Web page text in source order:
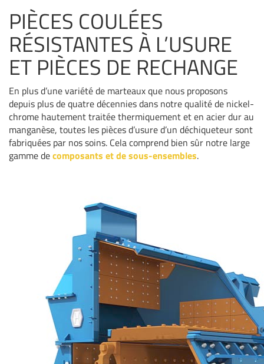
PIÈCES COULÉES
RÉSISTANTES À L’USURE
ET PIÈCES DE RECHANGE
En plus d’une variété de marteaux que nous proposons
depuis plus de quatre décennies dans notre qualité de nickel-
chrome hautement traitée thermiquement et en acier dur au
manganèse, toutes les pièces d’usure d’un déchiqueteur sont
fabriquées par nos soins. Cela comprend bien sûr notre large
gamme decomposants et de sous-ensembles.